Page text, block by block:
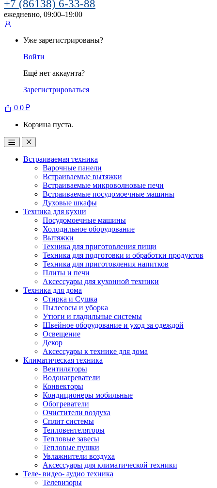
+7 (86138) 6-33-88
ежедневно, 09:00–19:00
Уже зарегистрированы?
Войти
Ещё нет аккаунта?
Зарегистрироваться
0 0 ₽
Корзина пуста.
Встраиваемая техника
Варочные панели
Встраиваемые вытяжки
Встраиваемые микроволновые печи
Встраиваемые посудомоечные машины
Духовые шкафы
Техника для кухни
Посудомоечные машины
Холодильное оборудование
Вытяжки
Техника для приготовления пищи
Техника для подготовки и обработки продуктов
Техника для приготовления напитков
Плиты и печи
Аксессуары для кухонной техники
Техника для дома
Стирка и Сушка
Пылесосы и уборка
Утюги и гладильные системы
Швейное оборудование и уход за одеждой
Освещение
Декор
Аксессуары к технике для дома
Климатическая техника
Вентиляторы
Водонагреватели
Конвекторы
Кондиционеры мобильные
Обогреватели
Очистители воздуха
Сплит системы
Тепловентеляторы
Тепловые завесы
Тепловые пушки
Увлажнители воздуха
Аксессуары для климатической техники
Теле- видео- аудио техника
Телевизоры